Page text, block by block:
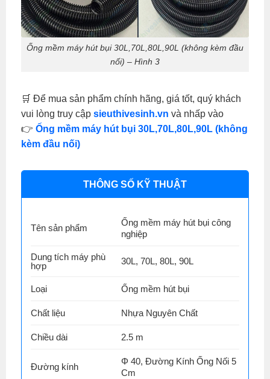
Ống mềm máy hút bụi 30L,70L,80L,90L (không kèm đầu
nối) – Hình 3
🛒 Để mua sản phẩm chính hãng, giá tốt, quý khách
vui lòng truy cập sieuthivesinh.vn và nhấp vào
👉 Ống mềm máy hút bụi 30L,70L,80L,90L (không
kèm đầu nối)
THÔNG SỐ KỸ THUẬT
Tên sản phẩm
Ống mềm máy hút bụi công
nghiệp
Dung tích máy phù
hợp
30L, 70L, 80L, 90L
Loại Ống mềm hút bụi
Chất liệu Nhựa Nguyên Chất
Chiều dài 2.5 m
Đường kính
Φ 40, Đường Kính Ống Nối 5
Cm